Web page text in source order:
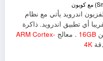
اندرويد يأتي مع نظام
أي تطبيق اندرويد. ذاكرة
16GB . معالج ARM Cortex-
4K